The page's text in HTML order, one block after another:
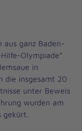
aus ganz Baden-
Olympiade“
in
die insgesamt 20
unter Beweis
wurden am
gekürt.